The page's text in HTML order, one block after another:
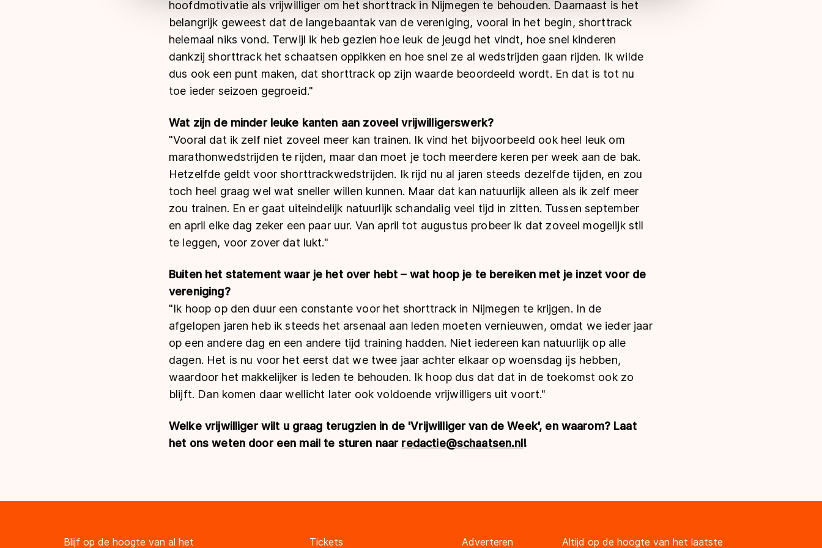
hoofdmotivatie als vrijwilliger om het shorttrack in Nijmegen te behouden. Daarnaast is het
belangrijk geweest dat de langebaantak van de vereniging, vooral in het begin, shorttrack
helemaal niks vond. Terwijl ik heb gezien hoe leuk de jeugd het vindt, hoe snel kinderen
dankzij shorttrack het schaatsen oppikken en hoe snel ze al wedstrijden gaan rijden. Ik wilde
dus ook een punt maken, dat shorttrack op zijn waarde beoordeeld wordt. En dat is tot nu
toe ieder seizoen gegroeid."
Wat zijn de minder leuke kanten aan zoveel vrijwilligerswerk?
"Vooral dat ik zelf niet zoveel meer kan trainen. Ik vind het bijvoorbeeld ook heel leuk om
marathonwedstrijden te rijden, maar dan moet je toch meerdere keren per week aan de bak.
Hetzelfde geldt voor shorttrackwedstrijden. Ik rijd nu al jaren steeds dezelfde tijden, en zou
toch heel graag wel wat sneller willen kunnen. Maar dat kan natuurlijk alleen als ik zelf meer
zou trainen. En er gaat uiteindelijk natuurlijk schandalig veel tijd in zitten. Tussen september
en april elke dag zeker een paar uur. Van april tot augustus probeer ik dat zoveel mogelijk stil
te leggen, voor zover dat lukt."
Buiten het statement waar je het over hebt – wat hoop je te bereiken met je inzet voor de
vereniging?
"Ik hoop op den duur een constante voor het shorttrack in Nijmegen te krijgen. In de
afgelopen jaren heb ik steeds het arsenaal aan leden moeten vernieuwen, omdat we ieder jaar
op een andere dag en een andere tijd training hadden. Niet iedereen kan natuurlijk op alle
dagen. Het is nu voor het eerst dat we twee jaar achter elkaar op woensdag ijs hebben,
waardoor het makkelijker is leden te behouden. Ik hoop dus dat dat in de toekomst ook zo
blijft. Dan komen daar wellicht later ook voldoende vrijwilligers uit voort."
Welke vrijwilliger wilt u graag terugzien in de 'Vrijwilliger van de Week', en waarom? Laat
het ons weten door een mail te sturen naar redactie@schaatsen.nl!
Blijf op de hoogte van al het Tickets Adverteren Altijd op de hoogte van het laatste